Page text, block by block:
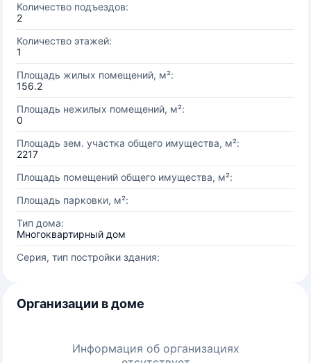
Количество подъездов:
2
Количество этажей:
1
Площадь жилых помещений, м²:
156.2
Площадь нежилых помещений, м²:
0
Площадь зем. участка общего имущества, м²:
2217
Площадь помещений общего имущества, м²:
Площадь парковки, м²:
Тип дома:
Многоквартирный дом
Серия, тип постройки здания:
Организации в доме
Информация об организациях